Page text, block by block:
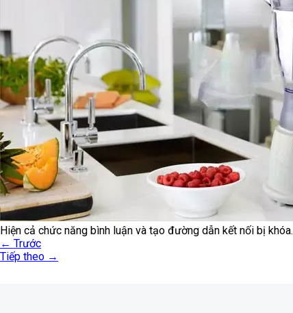
Hiện cả chức năng bình luận và tạo đường dẫn kết nối bị khóa.
← Trước
Tiếp theo →